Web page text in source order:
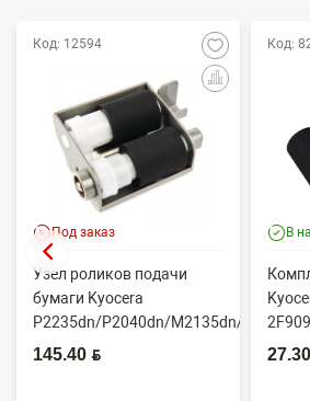
Код: 12594
Под заказ
Узел роликов подачи
бумаги Kyocera
P2235dn/P2040dn/M2135dn/
(O...
145.40 BYN
Код:
В
27.30